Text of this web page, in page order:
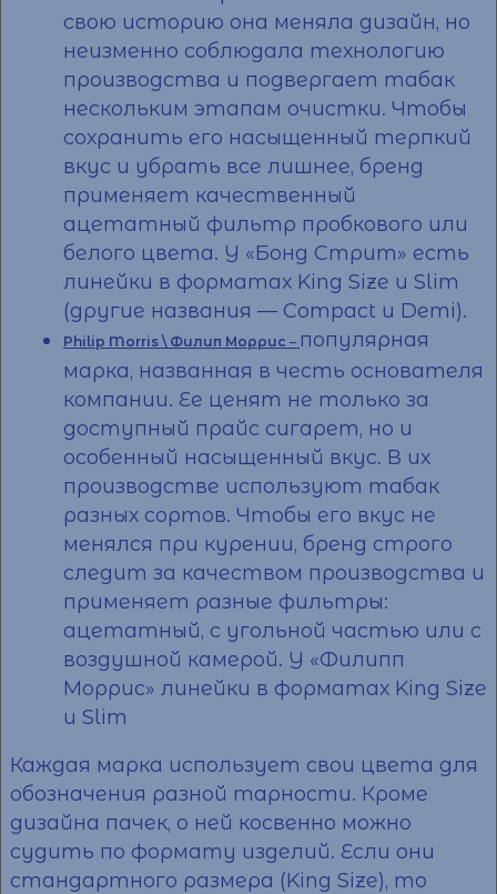
свою историю она меняла дизайн, но
неизменно соблюдала технологию
производства и подвергает табак
нескольким этапам очистки. Чтобы
сохранить его насыщенный терпкий
вкус и убрать все лишнее, бренд
применяет качественный
ацетатный фильтр пробкового или
белого цвета. У «Бонд Стрит» есть
линейки в форматах King Size и Slim
(другие названия — Compact и Demi).
Philip Morris \ Филип Моррис – популярная
марка, названная в честь основателя
компании. Ее ценят не только за
доступный прайс сигарет, но и
особенный насыщенный вкус. В их
производстве используют табак
разных сортов. Чтобы его вкус не
менялся при курении, бренд строго
следит за качеством производства и
применяет разные фильтры:
ацетатный, с угольной частью или с
воздушной камерой. У «Филипп
Моррис» линейки в форматах King Size
и Slim
Каждая марка использует свои цвета для
обозначения разной тарности. Кроме
дизайна пачек, о ней косвенно можно
судить по формату изделий. Если они
стандартного размера (King Size), то